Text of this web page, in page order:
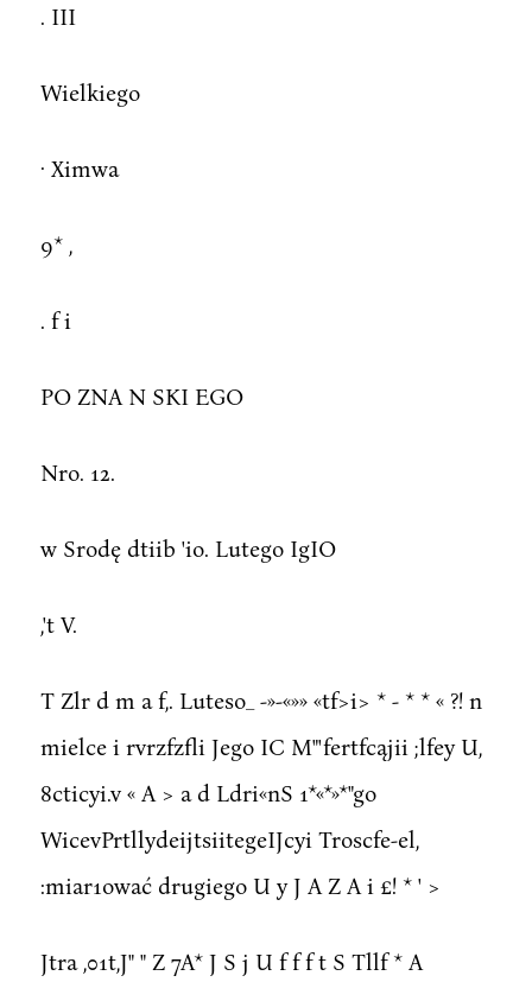
. III
Wielkiego
· Ximwa
9* ,
. f i
PO ZNA N SKI EGO
Nro. 12.
w Srodę dtiib 'io. Lutego IgIO
,'t V.
T Zlr d m a f,. Luteso_ -»-«»» «tf>i> * - * * « ?! n
mielce i rvrzfzfli Jego IC M"'fertfcąjii ;lfey U,
8cticyi.v « A > a d Ldri«nS 1*«*»*"go
WicevPrtllydeijtsiitegeIJcyi Troscfe-el,
:miar1ować drugiego U y J A Z A i £! * ' >
Jtra ,01t,J" " Z 7A* J S j U f f f t S Tllf * A